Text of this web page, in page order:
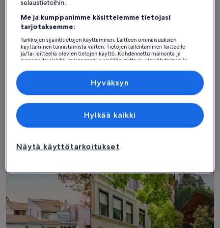
Malediivit: Suositut kaupungit
Helengeli
Helengeli
Helengeli
Velavaru
Velavaru
Löydä tyyliisi sopivia majoituspaikkoja
Hae taloja Hae huoneistoja/asuntojahae mökkejä
selaustietoihin.
Me ja kumppanimme käsittelemme tietojasi
tarjotaksemme:
Tarkkojen sijaintitietojen käyttäminen. Laitteen ominaisuuksien
käyttäminen tunnistamista varten. Tietojen tallentaminen laitteelle
ja/tai laitteella olevien tietojen käyttö. Kohdennettu mainonta ja
personoitu sisältö, mainonnan ja sisällön mittaus, yleisötutkimus ja
Kumppanien (toimittajien) luettelo
Näytä käyttötarkoitukset
Hylkää kaikki
Hyväksyn